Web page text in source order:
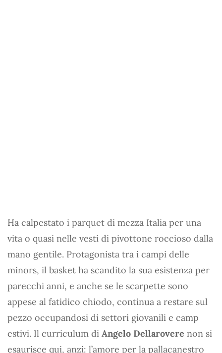
Ha calpestato i parquet di mezza Italia per una
vita o quasi nelle vesti di pivottone roccioso dalla
mano gentile. Protagonista tra i campi delle
minors, il basket ha scandito la sua esistenza per
parecchi anni, e anche se le scarpette sono
appese al fatidico chiodo, continua a restare sul
pezzo occupandosi di settori giovanili e camp
estivi. Il curriculum di Angelo Dellarovere non si
esaurisce qui, anzi: l’amore per la pallacanestro